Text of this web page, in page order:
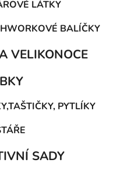
LÁTKY
BALÍČKY
VELIKONOCE
PYTLÍKY
SADY